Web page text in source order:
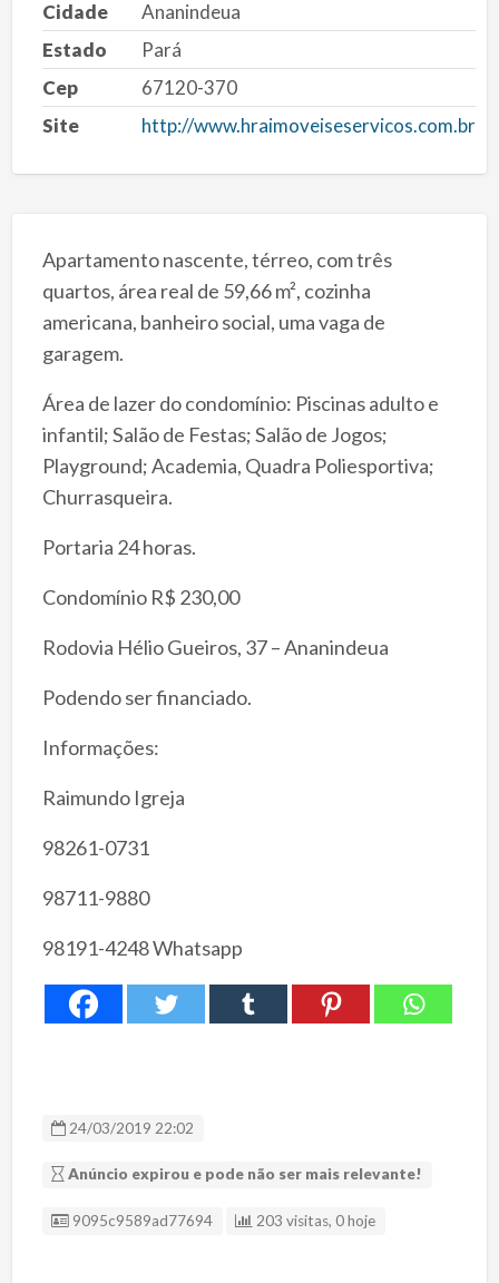
Cidade
Ananindeua
Estado
Pará
Cep
67120-370
Site
http://www.hraimoveiseservicos.com.br
Apartamento nascente, térreo, com três
quartos, área real de 59,66 m², cozinha
americana, banheiro social, uma vaga de
garagem.
Área de lazer do condomínio: Piscinas adulto e
infantil; Salão de Festas; Salão de Jogos;
Playground; Academia, Quadra Poliesportiva;
Churrasqueira.
Portaria 24 horas.
Condomínio R$ 230,00
Rodovia Hélio Gueiros, 37 – Ananindeua
Podendo ser financiado.
Informações:
Raimundo Igreja
98261-0731
98711-9880
98191-4248 Whatsapp
24/03/2019 22:02
Anúncio expirou e pode não ser mais relevante!
ID Anúncio
9095c9589ad77694 203 visitas, 0 hoje